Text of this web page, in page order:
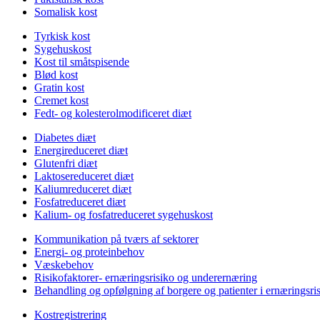
Somalisk kost
Tyrkisk kost
Sygehuskost
Kost til småtspisende
Blød kost
Gratin kost
Cremet kost
Fedt- og kolesterolmodificeret diæt
Diabetes diæt
Energireduceret diæt
Glutenfri diæt
Laktosereduceret diæt
Kaliumreduceret diæt
Fosfatreduceret diæt
Kalium- og fosfatreduceret sygehuskost
Kommunikation på tværs af sektorer
Energi- og proteinbehov
Væskebehov
Risikofaktorer- ernæringsrisiko og underernæring
Behandling og opfølgning af borgere og patienter i
Kostregistrering